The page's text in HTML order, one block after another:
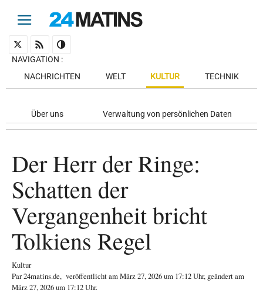
NAVIGATION :
NACHRICHTEN
WELT KULTUR TECHNIK
Über uns Verwaltung von persönlichen Daten
Der Herr der Ringe:
Schatten der
Vergangenheit bricht
Tolkiens Regel
Kultur
Par24matins.de, veröffentlicht amMärz 27, 2026um 17:12 Uhr, geändert am
März 27, 2026 um 17:12 Uhr.